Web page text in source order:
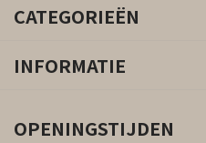
CATEGORIEËN
INFORMATIE
OPENINGSTIJDEN